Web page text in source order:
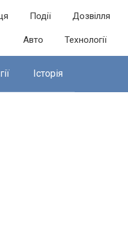
Події Дозвілля
Авто Технології
Історія